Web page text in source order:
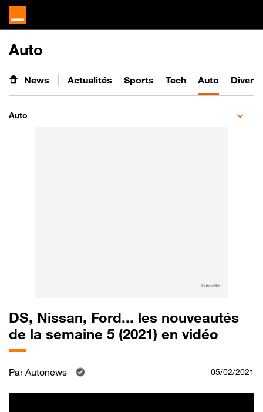
Auto
News Actualités Sports Tech Auto
Auto
Publicité
DS, Nissan, Ford... les nouveautés
de la semaine 5 (2021) en vidéo
ParAutonews 05/02/2021